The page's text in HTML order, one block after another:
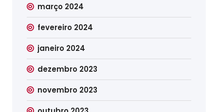
março 2024
fevereiro 2024
janeiro 2024
dezembro 2023
novembro 2023